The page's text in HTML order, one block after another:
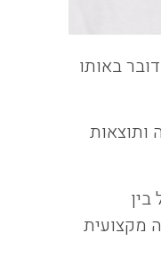
באותו
ותוצאות
מקצועית